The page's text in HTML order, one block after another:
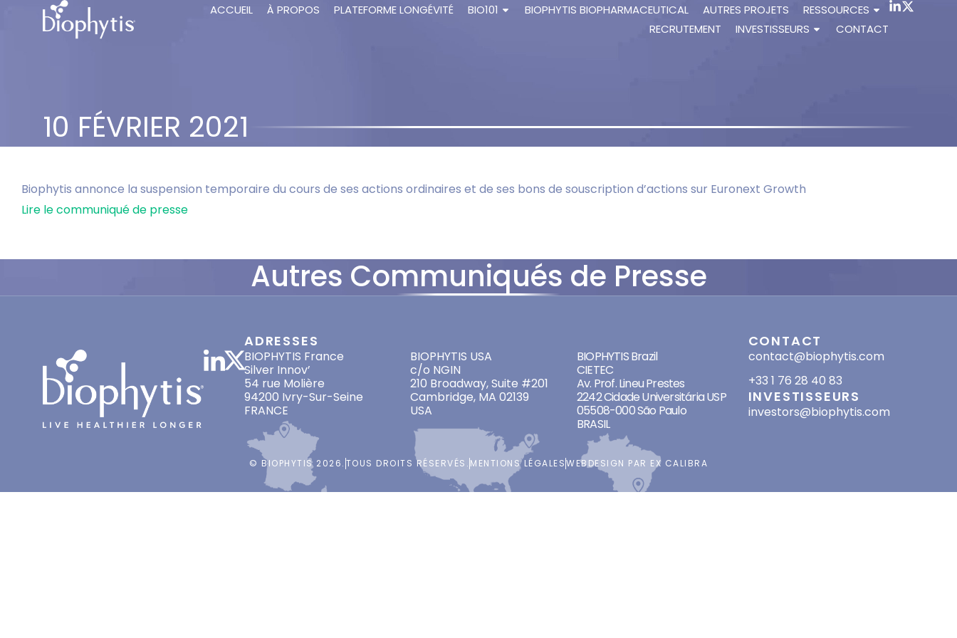
ACCUEIL À PROPOS PLATEFORME LONGÉVITÉ BIO101 BIOPHYTIS BIOPHARMACEUTICAL AUTRES PROJETS
RESSOURCES
RECRUTEMENT
INVESTISSEURS CONTACT
10 FÉVRIER 2021
Biophytis annonce la suspension temporaire du cours de ses actions ordinaires et de ses bons de souscription d’actions sur Euronext Growth
Lire le communiqué de presse
Autres Communiqués de Presse
ADRESSES
BIOPHYTIS France
Silver Innov’
54 rue Molière
94200 Ivry-Sur-Seine
FRANCE
BIOPHYTIS USA
c/o NGIN
210 Broadway, Suite #201
Cambridge, MA 02139
USA
BIOPHYTIS Brazil
CIETEC
Av. Prof. Lineu Prestes
2242 Cidade Universitária USP
05508-000 São Paulo
BRASIL
CONTACT
contact@biophytis.com
+33 1 76 28 40 83
INVESTISSEURS
investors@biophytis.com
© BIOPHYTIS 2026. TOUS DROITS RÉSERVÉS. MENTIONS LÉGALESWEBDESIGN PAR EX CALIBRA